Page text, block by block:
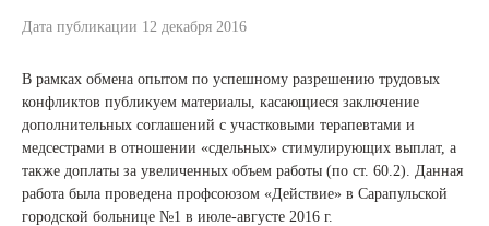
Дата публикации 12 декабря 2016
В рамках обмена опытом по успешному разрешению трудовых
конфликтов публикуем материалы, касающиеся заключение
дополнительных соглашений с участковыми терапевтами и
медсестрами в отношении «сдельных» стимулирующих выплат, а
также доплаты за увеличенных объем работы (по ст. 60.2). Данная
работа была проведена профсоюзом «Действие» в Сарапульской
городской больнице №1 в июле-августе 2016 г.